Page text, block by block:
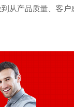
从产品质量、客